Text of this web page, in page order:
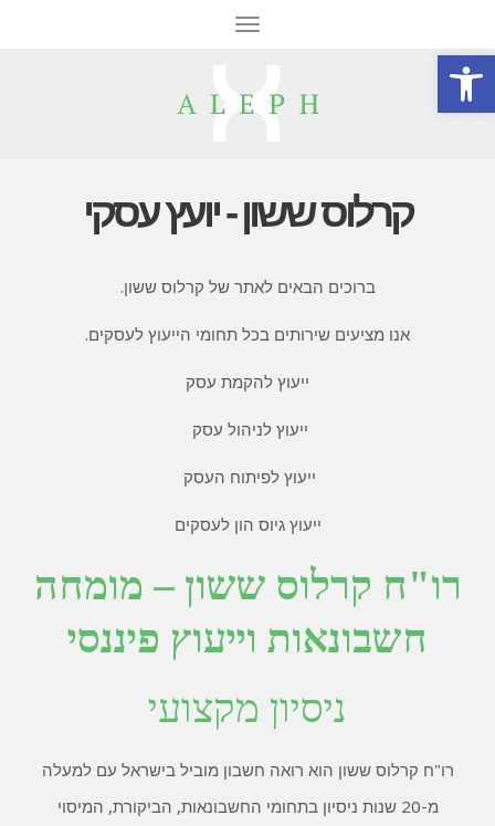
פתח סרגל נגישות
תפריט
קרלוס ששון - יועץ עסקי
ברוכים הבאים לאתר של קרלוס ששון.
אנו מציעים שירותים בכל תחומי הייעוץ לעסקים.
ייעוץ להקמת עסק
ייעוץ לניהול עסק
ייעוץ לפיתוח העסק
ייעוץ גיוס הון לעסקים
רו"ח קרלוס ששון – מומחה
חשבונאות וייעוץ פיננסי
ניסיון מקצועי
רו"ח קרלוס ששון הוא רואה חשבון מוביל בישראל עם למעלה
מ-20 שנות ניסיון בתחומי החשבונאות, הביקורת, המיסוי